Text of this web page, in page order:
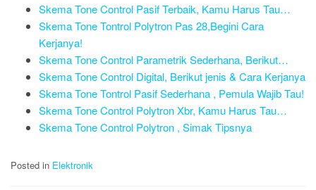
Skema Tone Control Pasif Terbaik, Kamu Harus Tau…
Skema Tone Tontrol Polytron Pas 28,Begini Cara
Kerjanya!
Skema Tone Control Parametrik Sederhana, Berikut…
Skema Tone Control Digital, Berikut jenis & Cara Kerjanya
Skema Tone Tontrol Pasif Sederhana , Pemula Wajib Tau!
Skema Tone Control Polytron Xbr, Kamu Harus Tau…
Skema Tone Control Polytron , Simak Tipsnya
Posted in Elektronik